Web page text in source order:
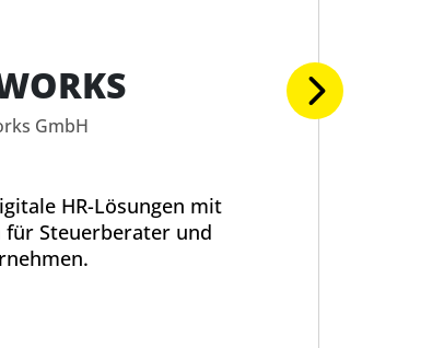
GmbH
HR-Lösungen mit
für Steuerberater und